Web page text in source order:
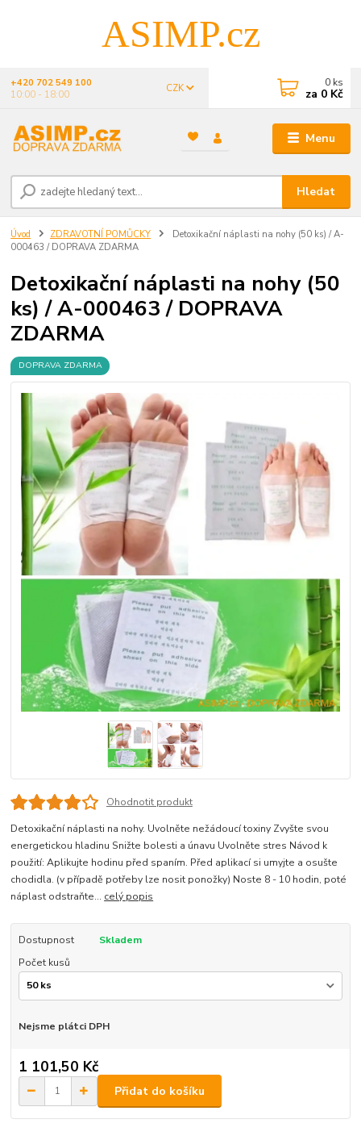
ASIMP.cz
Menu
CZK
Hledat
+420 702 549 100
10:00 - 18:00
0 ks
za 0 Kč
Úvod ZDRAVOTNÍ POMŮCKY
Detoxikační náplasti na nohy (50 ks) / A-
000463 / DOPRAVA ZDARMA
Detoxikační náplasti na nohy (50
ks) / A-000463 / DOPRAVA
ZDARMA
DOPRAVA ZDARMA
Ohodnotit produkt
Detoxikační náplasti na nohy. Uvolněte nežádoucí toxiny Zvyšte svou
energetickou hladinu Snižte bolesti a únavu Uvolněte stres Návod k
použití: Aplikujte hodinu před spaním. Před aplikací si umyjte a osušte
chodidla. (v případě potřeby lze nosit ponožky) Noste 8 - 10 hodin, poté
náplast odstraňte... celý popis
Dostupnost
Skladem
Počet kusů
Nejsme plátci DPH
1 101,50 Kč
Přidat do košíku